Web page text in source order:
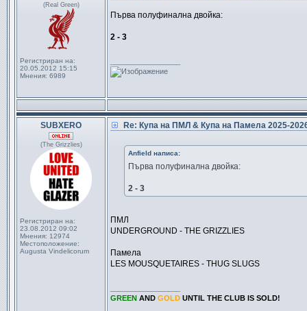
(Real Green)
Регистриран на:
20.05.2012 15:15
Мнения: 6989
Първа полуфинална двойка:
2 - 3
SUBXERO
(The Grizzlies)
Регистриран на:
23.08.2012 09:02
Мнения: 12974
Местоположение:
Augusta Vindelicorum
Re: Купа на ПМЛ & Купа на Памела 2025-
Anfield написа:
Първа полуфинална двойка:
2 - 3
ПМЛ
UNDERGROUND - THE GRIZZLIES
Памела
LES MOUSQUETAIRES - THUG SLUGS
GREEN AND GOLD UNTIL THE CLUB IS SOLD!